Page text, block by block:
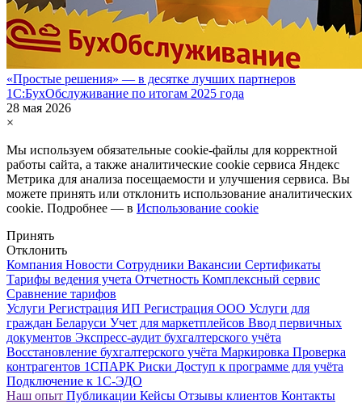
«Простые решения» — в десятке лучших партнеров
1С:БухОбслуживание по итогам 2025 года
28 мая 2026
×
Мы используем обязательные cookie-файлы для корректной
работы сайта, а также аналитические cookie сервиса Яндекс
Метрика для анализа посещаемости и улучшения сервиса. Вы
можете принять или отклонить использование аналитических
cookie. Подробнее — в Использование cookie
Принять
Отклонить
Компания Новости Сотрудники Вакансии Сертификаты
Тарифы ведения учета Отчетность Комплексный сервис
Сравнение тарифов
Услуги Регистрация ИП Регистрация ООО Услуги для
граждан Беларуси Учет для маркетплейсов Ввод первичных
документов Экспресс-аудит бухгалтерского учёта
Восстановление бухгалтерского учёта Маркировка Проверка
контрагентов 1СПАРК Риски Доступ к программе для учёта
Подключение к 1С-ЭДО
Наш опыт Публикации Кейсы Отзывы клиентов Контакты